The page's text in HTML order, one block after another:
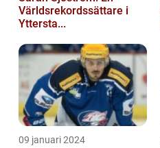
Världsrekordssättare i
Yttersta...
09 januari 2024